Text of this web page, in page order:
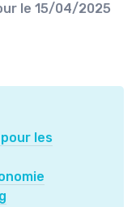
le 15/04/2025
les